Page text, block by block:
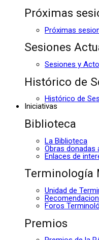
Próximas
Próximas
Sesiones
Sesiones y
Histórico de
Histórico de
Iniciativas
Biblioteca
La Biblioteca
Obras donadas
Enlaces de
Terminología
Unidad de
Foros
Premios